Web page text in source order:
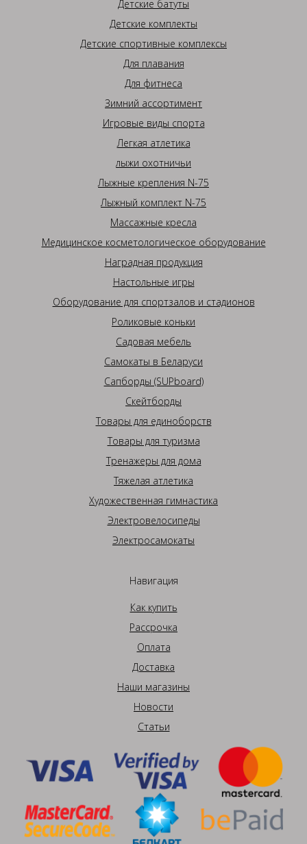
Детские батуты
Детские комплекты
Детские спортивные комплексы
Для плавания
Для фитнеса
Зимний ассортимент
Игровые виды спорта
Легкая атлетика
лыжи охотничьи
Лыжные крепления N-75
Лыжный комплект N-75
Массажные кресла
Медицинское косметологическое оборудование
Наградная продукция
Настольные игры
Оборудование для спортзалов и стадионов
Роликовые коньки
Садовая мебель
Самокаты в Беларуси
Сапборды (SUPboard)
Скейтборды
Товары для единоборств
Товары для туризма
Тренажеры для дома
Тяжелая атлетика
Художественная гимнастика
Электровелосипеды
Электросамокаты
Навигация
Как купить
Рассрочка
Оплата
Доставка
Наши магазины
Новости
Статьи